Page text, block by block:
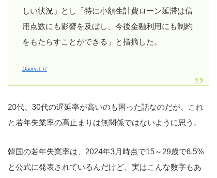
しい状況」とし「特に小額生計費ローン延滞は信
用点数にも影響を及ぼし、今後金融利用にも制約
をもたらすことができる」と指摘した。
Daumより
20代、30代の遅延率が高いのも困った話なのだが、これ
と若年失業率の高止まりは無関係ではないように思う。
韓国の若年失業率は、2024年3月時点で15～29歳で6.5%
と公式に発表されているんだけど、実はこんな数字もあ